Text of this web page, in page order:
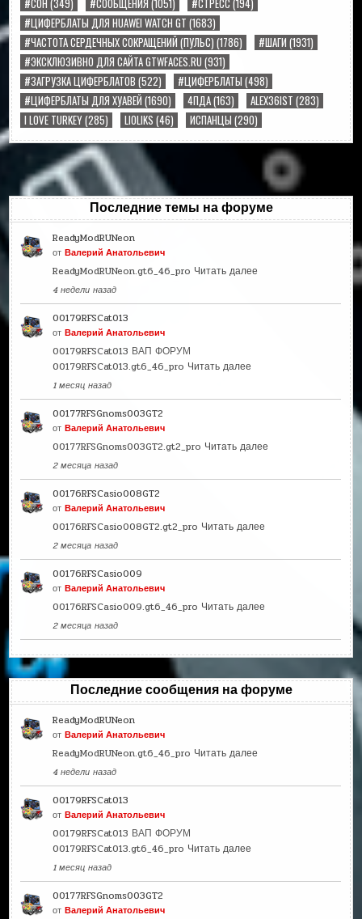
#СОН (349) #СООБЩЕНИЯ (1051) #СТРЕСС (194)
#ЦИФЕРБЛАТЫ ДЛЯ HUAWEI WATCH GT (1683)
#ЧАСТОТА СЕРДЕЧНЫХ СОКРАЩЕНИЙ (ПУЛЬС) (1786) #ШАГИ (1931)
#ЭКСКЛЮЗИВНО ДЛЯ САЙТА GTWFACES.RU (931)
#ЗАГРУЗКА ЦИФЕРБЛАТОВ (522) #ЦИФЕРБЛАТЫ (498)
#ЦИФЕРБЛАТЫ ДЛЯ ХУАВЕЙ (1690) 4ПДА(163) ALEX36IST (283)
I LOVE TURKEY(285) LIOLIKS (46) ИСПАНЦЫ (290)
Последние темы на форуме
ReadyModRUNeon
отВалерий Анатольевич
ReadyModRUNeon.gt6_46_pro Читать далее
4 недели назад
00179RFSCat013
отВалерий Анатольевич
00179RFSCat013 ВАП ФОРУМ
00179RFSCat013.gt6_46_pro Читать далее
1 месяц назад
00177RFSGnoms003GT2
отВалерий Анатольевич
00177RFSGnoms003GT2.gt2_pro Читать далее
2 месяца назад
00176RFSCasio008GT2
отВалерий Анатольевич
00176RFSCasio008GT2.gt2_pro Читать далее
2 месяца назад
00176RFSCasio009
отВалерий Анатольевич
00176RFSCasio009.gt6_46_pro Читать далее
2 месяца назад
Последние сообщения на форуме
ReadyModRUNeon
отВалерий Анатольевич
ReadyModRUNeon.gt6_46_pro Читать далее
4 недели назад
00179RFSCat013
отВалерий Анатольевич
00179RFSCat013 ВАП ФОРУМ
00179RFSCat013.gt6_46_pro Читать далее
1 месяц назад
00177RFSGnoms003GT2
отВалерий Анатольевич